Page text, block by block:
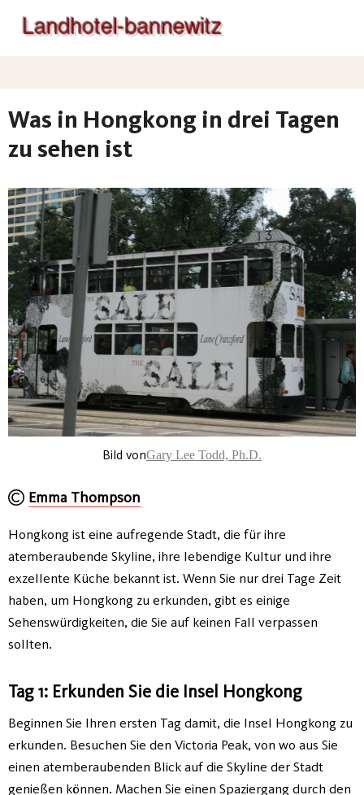
Was in Hongkong in drei Tagen
zu sehen ist
Bild vonGary Lee Todd, Ph.D.
Emma Thompson
Hongkong ist eine aufregende Stadt, die für ihre
atemberaubende Skyline, ihre lebendige Kultur und ihre
exzellente Küche bekannt ist. Wenn Sie nur drei Tage Zeit
haben, um Hongkong zu erkunden, gibt es einige
Sehenswürdigkeiten, die Sie auf keinen Fall verpassen
sollten.
Tag 1: Erkunden Sie die Insel Hongkong
Beginnen Sie Ihren ersten Tag damit, die Insel Hongkong zu
erkunden. Besuchen Sie den Victoria Peak, von wo aus Sie
einen atemberaubenden Blick auf die Skyline der Stadt
genießen können. Machen Sie einen Spaziergang durch den